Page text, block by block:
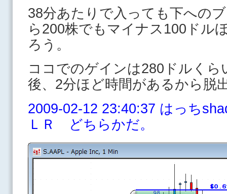
38分あたりで入っても下への
ら200株でもマイナス100ドル
ろう。
ココでのゲインは280ドルくら
後、2分ほど時間があるから脱
2009-02-12 23:40:37 はっち
ＬＲ どちらかだ。